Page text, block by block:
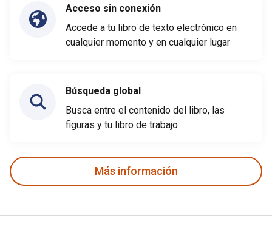
Acceso sin conexión
Accede a tu libro de texto electrónico en
cualquier momento y en cualquier lugar
Búsqueda global
Busca entre el contenido del libro, las
figuras y tu libro de trabajo
Más información